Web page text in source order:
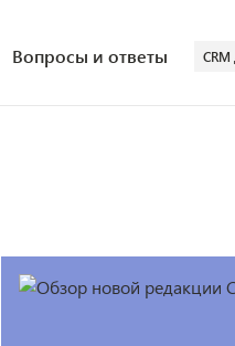
Вопросы и ответы